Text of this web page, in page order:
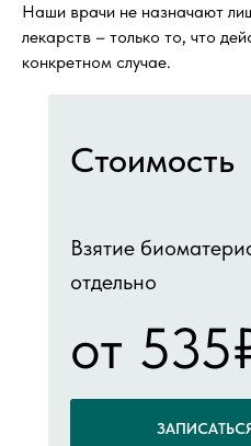
Наши врачи не назначают
лекарств – только то, что
конкретном случае.
Стоимость
Взятие
отдельно
от